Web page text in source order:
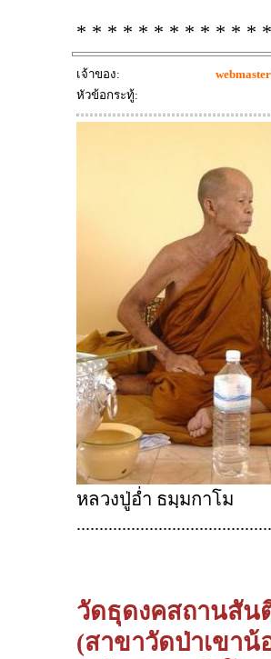
* * * * * * * * * * * *
เจ้าของ: webmaster
หัวข้อกระทู้:
หลวงปู่อ่ำ ธมฺมกาโม
วัดธุดงคสถานสั
(สาขาวัดป่าเขาน้